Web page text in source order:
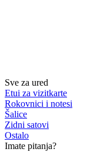
Sve za ured
Etui za vizitkarte
Rokovnici i notesi
Šalice
Zidni satovi
Ostalo
Imate pitanja?